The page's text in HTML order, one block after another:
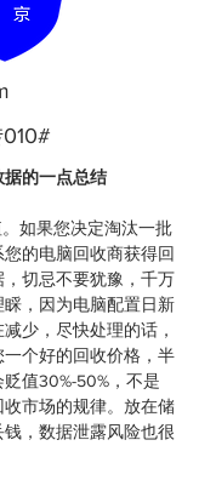
的一点总结
如果您决定淘汰一批
的电脑回收商获得回
切忌不要犹豫，千万
，因为电脑配置日新
少，尽快处理的话，
个好的回收价格，半
值30%-50%，不是
市场的规律。放在储
，数据泄露风险也很